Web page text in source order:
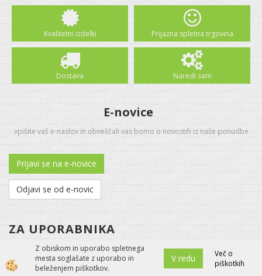
Kvalitetni izdelki Prijazna spletna trgovina
Dostava Naredi sam
E-novice
vpišite vaš e-naslov in obveščali vas bomo o novostih iz naše ponudbe
Prijavi se na e-novice
Odjavi se od e-novic
ZA UPORABNIKA
Kontakt
Z obiskom in uporabo spletnega
mesta soglašate z uporabo in
beleženjem piškotkov.
V redu
Več o
piškotkih